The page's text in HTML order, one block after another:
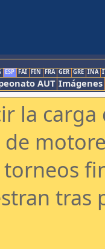
ESP FAI FIN FRA GER GRE INA
AUT Imágenes
la
tras